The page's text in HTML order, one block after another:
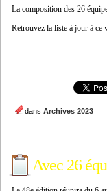
La composition des 26
Retrouvez la liste à jour à ce
dans Archives 2023
Avec 26